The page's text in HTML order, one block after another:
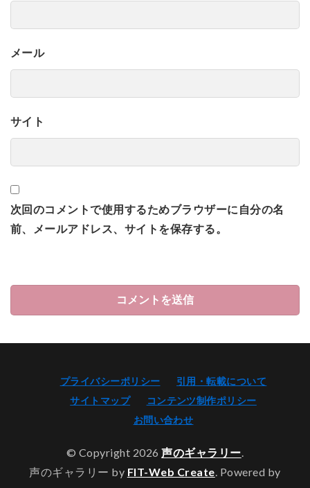
メール
サイト
次回のコメントで使用するためブラウザーに自分の名
前、メールアドレス、サイトを保存する。
プライバシーポリシー
引用・転載について
サイトマップ
コンテンツ制作ポリシー
お問い合わせ
© Copyright 2026声のギャラリー
声のギャラリー by FIT-Web Create . Powered by